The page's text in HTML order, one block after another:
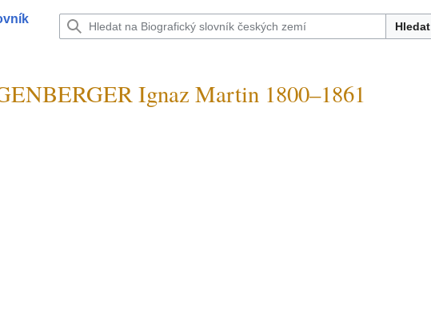
Hledat
Ignaz Martin 1800–1861